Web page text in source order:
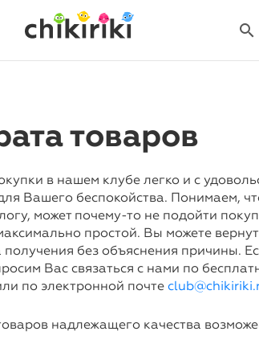
search search
товаров
в нашем клубе легко и с
Вашего беспокойства. Понимаем,
может почему-то не подойти
простой. Вы можете
получения без объяснения причины.
Вас связаться с нами по
по электронной почте
надлежащего качества